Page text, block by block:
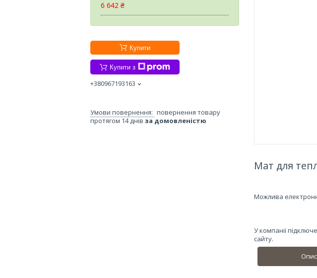
Мат для
У компанії
сайту.
Опис
6 642 ₴
Купити
Купити з
+380967193163
повернення товару
протягом 14 днів за домовленістю